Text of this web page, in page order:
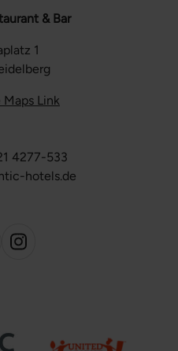
& Bar
1
Maps Link
4277-533
hotels.de